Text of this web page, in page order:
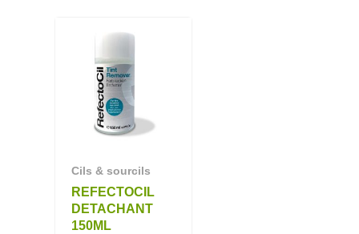
Cils & sourcils
REFECTOCIL
DETACHANT
150ML